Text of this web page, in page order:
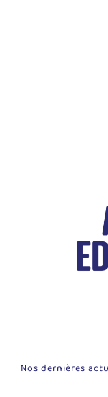
Nos dernières